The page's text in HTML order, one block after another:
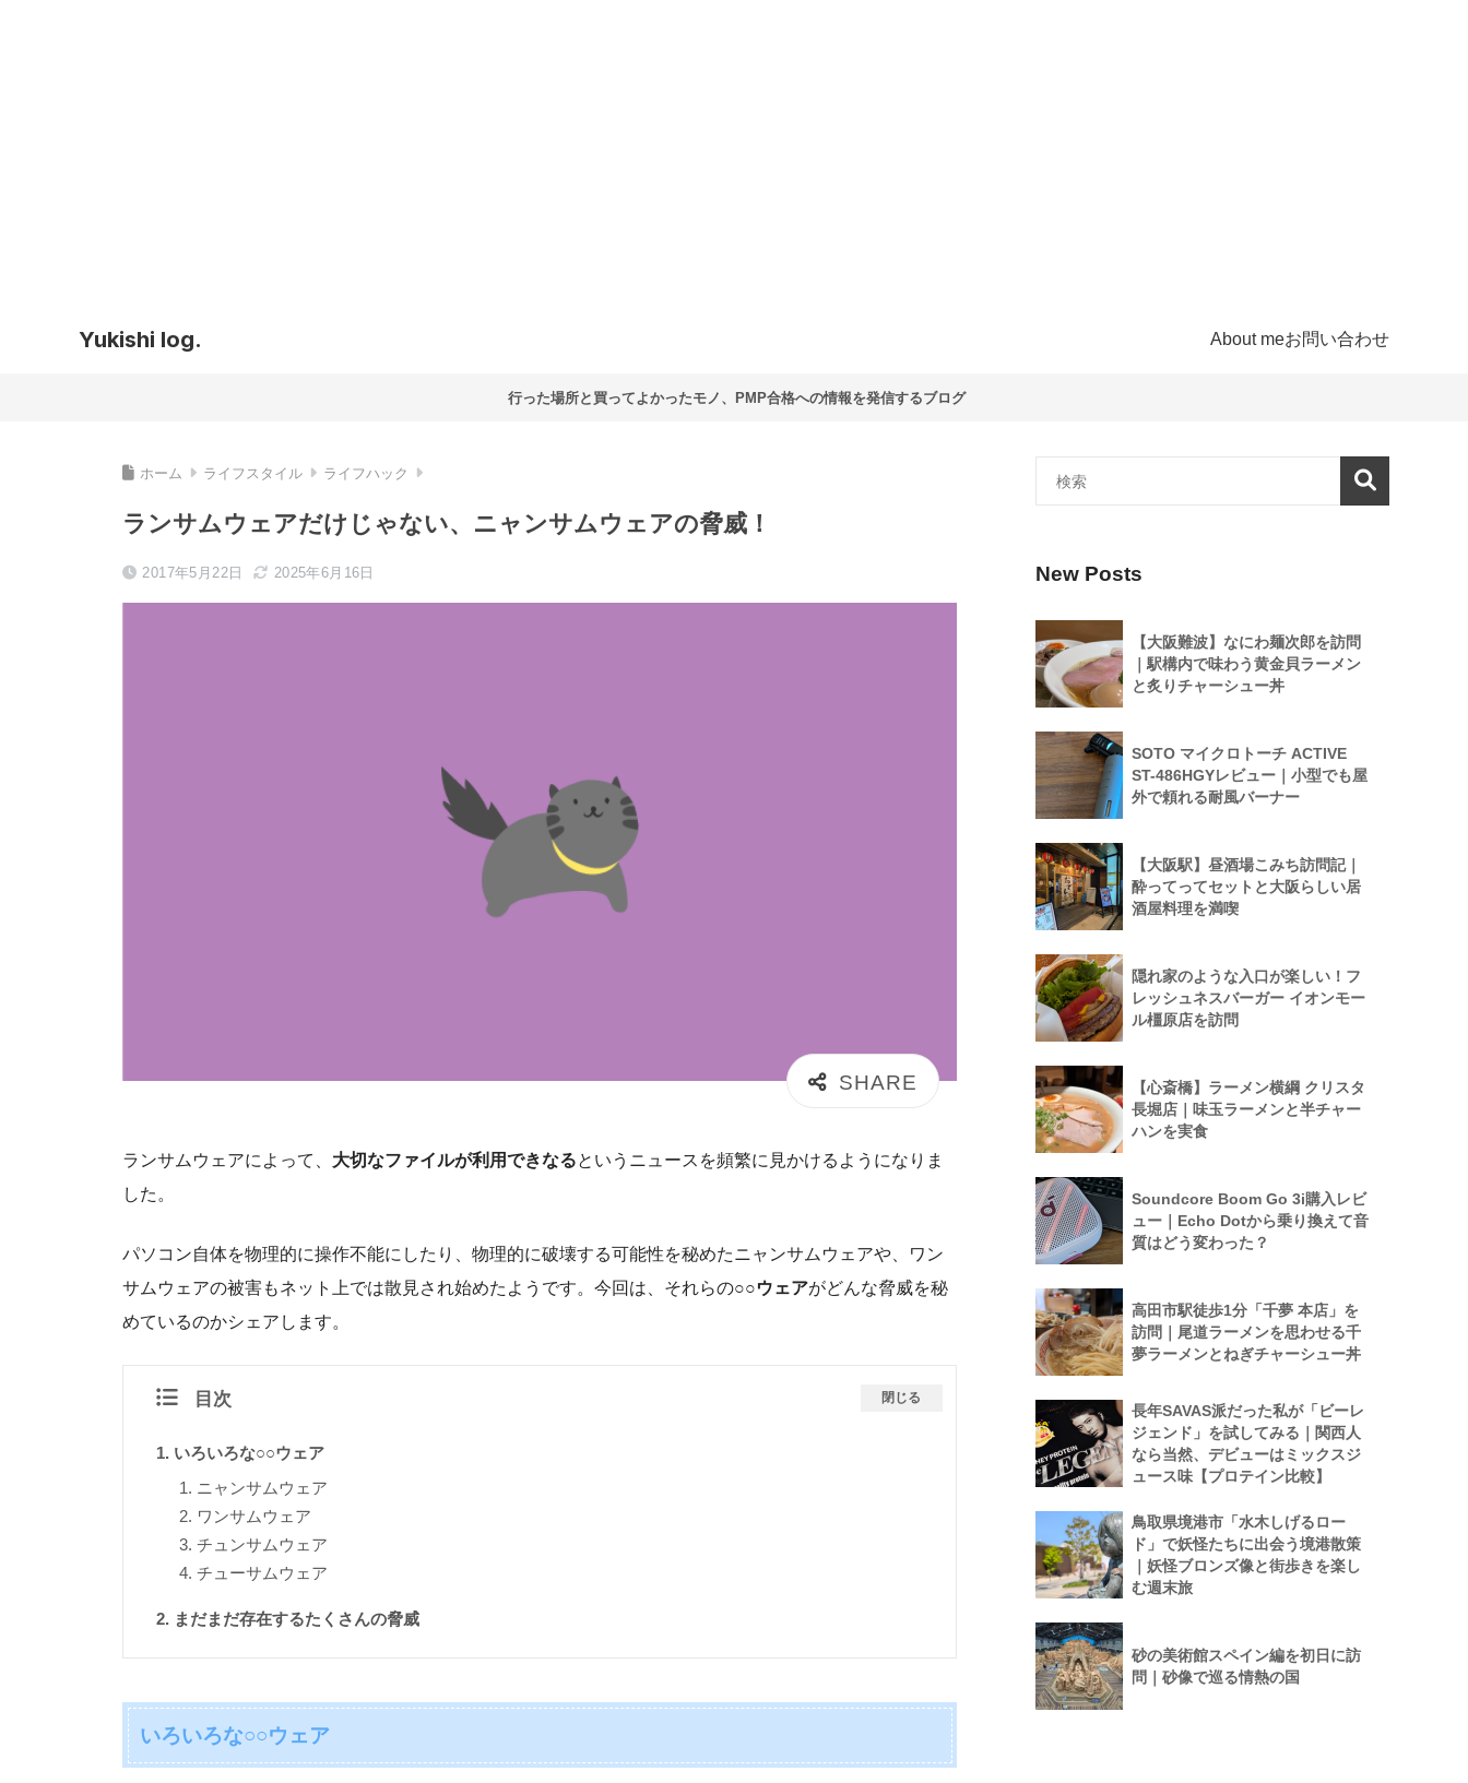
Yukishi log. About meお問い合わせ
行った場所と買ってよかったモノ、PMP合格への情報を発信するブログ
ホーム ライフスタイル ライフハック
ランサムウェアだけじゃない、ニャンサムウェアの脅威！
2017年5月22日 2025年6月16日
ランサムウェアによって、 大切なファイルが利用できなるというニュースを頻繁に見かけるようになりま
した。
パソコン自体を物理的に操作不能にしたり、物理的に破壊する可能性を秘めたニャンサムウェアや、ワン
サムウェアの被害もネット上では散見され始めたようです。今回は、それらの○○ウェアがどんな脅威を秘
めているのかシェアします。
目次 閉じる
いろいろな○○ウェア
ニャンサムウェア
ワンサムウェア
チュンサムウェア
チューサムウェア
まだまだ存在するたくさんの脅威
いろいろな○○ウェア
New Posts
【大阪難波】なにわ麺次郎を訪問
｜駅構内で味わう黄金貝ラーメン
と炙りチャーシュー丼
SOTO マイクロトーチ ACTIVE
ST-486HGYレビュー｜小型でも屋
外で頼れる耐風バーナー
【大阪駅】昼酒場こみち訪問記｜
酔ってってセットと大阪らしい居
酒屋料理を満喫
隠れ家のような入口が楽しい！フ
レッシュネスバーガー イオンモー
ル橿原店を訪問
【心斎橋】ラーメン横綱 クリスタ
長堀店｜味玉ラーメンと半チャー
ハンを実食
Soundcore Boom Go 3i購入レビ
ュー｜Echo Dotから乗り換えて音
質はどう変わった？
高田市駅徒歩1分「千夢 本店」を
訪問｜尾道ラーメンを思わせる千
夢ラーメンとねぎチャーシュー丼
長年SAVAS派だった私が「ビーレ
ジェンド」を試してみる｜関西人
なら当然、デビューはミックスジ
ュース味【プロテイン比較】
鳥取県境港市「水木しげるロー
ド」で妖怪たちに出会う境港散策
｜妖怪ブロンズ像と街歩きを楽し
む週末旅
砂の美術館スペイン編を初日に訪
問｜砂像で巡る情熱の国